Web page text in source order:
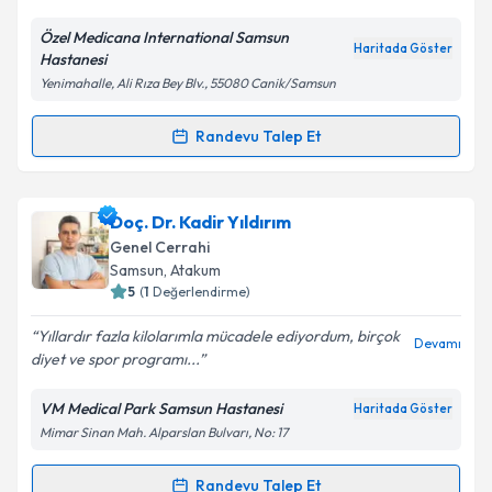
Kişisel verilerimin işlenmesine ilişkinAydınlatma
'ni okudum ve kişisel verilerimin belirtilen
kapsamda işlenmesini kabul ediyorum.
Takvim Talebini Gönder
Özel Medicana International Samsun
Hastanesi
Haritada Göster
Yenimahalle, Ali Rıza Bey Blv., 55080 Canik/Samsun
Randevu Talep Et
Randevu Takvimi Talebi
Op. Dr. Ömer Faruk Bükiçin randevu takvimi talebi
oluşturun. Size bu uzmandan randevu almanız için bir
takvim hazırlandığında e-posta ile bilgilendireceğiz.
Kişisel verilerimin işlenmesine ilişkin
Aydınlatma
Metni'ni okudum ve kişisel verilerimin belirtilen
kapsamda işlenmesini kabul ediyorum.
Doç. Dr. Kadir Yıldırım
Genel Cerrahi
Samsun, Atakum
5 (1 Değerlendirme)
Yıllardır fazla kilolarımla mücadele ediyordum, birçok
diyet ve spor programı...
Devamı
VM Medical Park Samsun Hastanesi Haritada Göster
Mimar Sinan Mah. Alparslan Bulvarı, No: 17
Randevu Talep Et